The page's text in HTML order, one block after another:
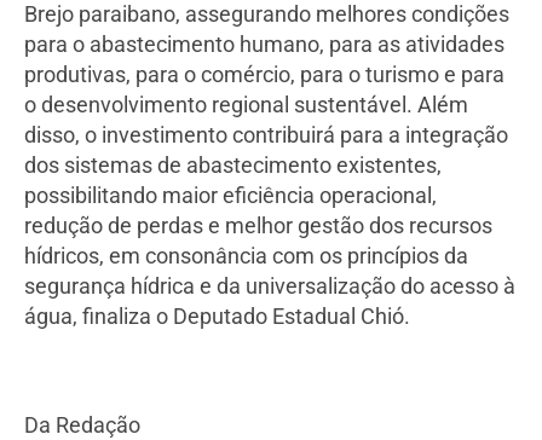
Brejo paraibano, assegurando melhores condições
para o abastecimento humano, para as atividades
produtivas, para o comércio, para o turismo e para
o desenvolvimento regional sustentável. Além
disso, o investimento contribuirá para a integração
dos sistemas de abastecimento existentes,
possibilitando maior eficiência operacional,
redução de perdas e melhor gestão dos recursos
hídricos, em consonância com os princípios da
segurança hídrica e da universalização do acesso à
água, finaliza o Deputado Estadual Chió.
Da Redação